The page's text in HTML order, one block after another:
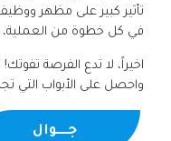
تأثير كبير على مظهر
في كل خطوة من العملية،
اخيراً، لا تدع الفرصة تفوتك!
واحصل على الأبواب التي
جــــوال